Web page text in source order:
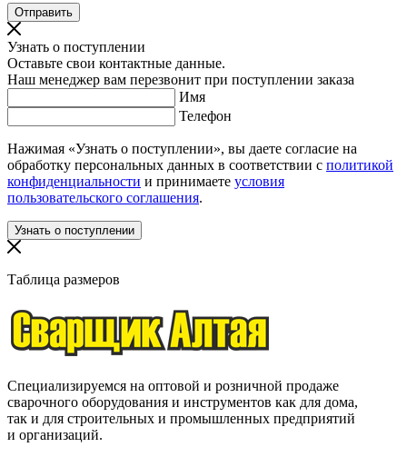
Узнать о поступлении
Оставьте свои контактные данные.
Наш менеджер вам перезвонит при поступлении заказа
Имя
Телефон
Нажимая «Узнать о поступлении», вы даете согласие на
обработку персональных данных в соответствии с политикой
конфиденциальности и принимаете условия
пользовательского соглашения.
Таблица размеров
Специализируемся на оптовой и розничной продаже
сварочного оборудования и инструментов как для дома,
так и для строительных и промышленных предприятий
и организаций.